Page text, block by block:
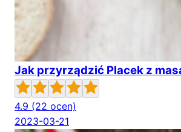
Jak przyrządzić Placek z
4.9 (22 ocen)
2023-03-21